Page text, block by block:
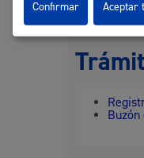
Ver
Buzón
Confirmar Aceptar